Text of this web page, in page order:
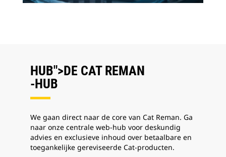
HUB">DE CAT REMAN
-HUB
We gaan direct naar de core van Cat Reman. Ga
naar onze centrale web-hub voor deskundig
advies en exclusieve inhoud over betaalbare en
toegankelijke gereviseerde Cat-producten.